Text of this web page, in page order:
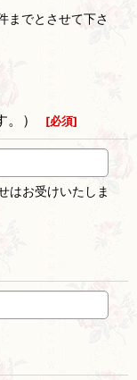
までとさせて下さ
） [必須]
はお受けいたしま